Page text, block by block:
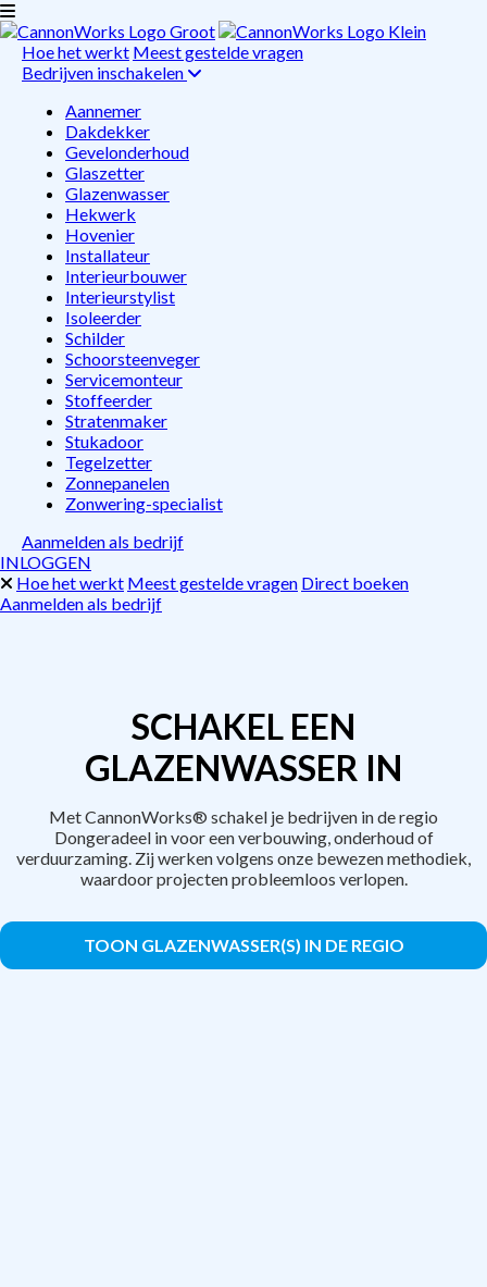
Hoe het werkt Meest gestelde vragen
Bedrijven inschakelen
Aannemer
Dakdekker
Gevelonderhoud
Glaszetter
Glazenwasser
Hekwerk
Hovenier
Installateur
Interieurbouwer
Interieurstylist
Isoleerder
Schilder
Schoorsteenveger
Servicemonteur
Stoffeerder
Stratenmaker
Stukadoor
Tegelzetter
Zonnepanelen
Zonwering-specialist
Aanmelden als bedrijf
INLOGGEN
Hoe het werkt Meest gestelde vragen Direct boeken
Aanmelden als bedrijf
SCHAKEL EEN
GLAZENWASSER IN
Met CannonWorks® schakel je bedrijven in de regio
Dongeradeel in voor een verbouwing, onderhoud of
verduurzaming. Zij werken volgens onze bewezen methodiek,
waardoor projecten probleemloos verlopen.
TOON GLAZENWASSER(S) IN DE REGIO